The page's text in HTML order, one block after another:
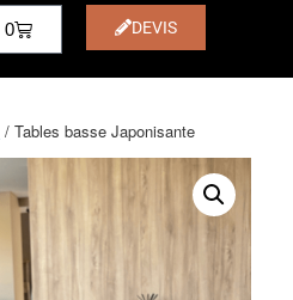
0 DEVIS
/ Tables basse Japonisante